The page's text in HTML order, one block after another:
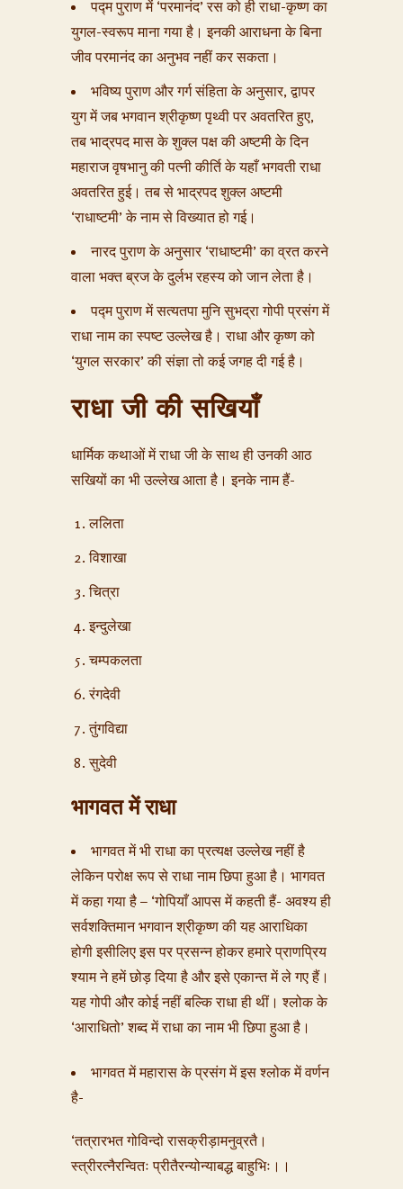
पद्म पुराण में ‘परमानंद’ रस को ही राधा-कृष्ण का
युगल-स्वरूप माना गया है। इनकी आराधना के बिना
जीव परमानंद का अनुभव नहीं कर सकता।
भविष्य पुराण और गर्ग संहिता के अनुसार, द्वापर
युग में जब भगवान श्रीकृष्ण पृथ्वी पर अवतरित हुए,
तब भाद्रपद मास के शुक्ल पक्ष की अष्टमी के दिन
महाराज वृषभानु की पत्नी कीर्ति के यहाँ भगवती राधा
अवतरित हुई। तब से भाद्रपद शुक्ल अष्टमी
‘राधाष्टमी’ के नाम से विख्यात हो गई।
नारद पुराण के अनुसार ‘राधाष्टमी’ का व्रत करने
वाला भक्त ब्रज के दुर्लभ रहस्य को जान लेता है।
पद्म पुराण में सत्यतपा मुनि सुभद्रा गोपी प्रसंग में
राधा नाम का स्पष्ट उल्लेख है। राधा और कृष्ण को
‘युगल सरकार’ की संज्ञा तो कई जगह दी गई है।
राधा जी की सखियाँ
धार्मिक कथाओं में राधा जी के साथ ही उनकी आठ
सखियों का भी उल्लेख आता है। इनके नाम हैं-
ललिता
विशाखा
चित्रा
इन्दुलेखा
चम्पकलता
रंगदेवी
तुंगविद्या
सुदेवी
भागवत में राधा
भागवत में भी राधा का प्रत्यक्ष उल्लेख नहीं है
लेकिन परोक्ष रूप से राधा नाम छिपा हुआ है। भागवत
में कहा गया है – ‘गोपियाँ आपस में कहती हैं- अवश्य ही
सर्वशक्तिमान भगवान श्रीकृष्ण की यह आराधिका
होगी इसीलिए इस पर प्रसन्न होकर हमारे प्राणप्रिय
श्याम ने हमें छोड़ दिया है और इसे एकान्त में ले गए हैं।
यह गोपी और कोई नहीं बल्कि राधा ही थीं। श्लोक के
‘आराधितो’ शब्द में राधा का नाम भी छिपा हुआ है।
भागवत में महारास के प्रसंग में इस श्लोक में वर्णन
है-
‘तत्रारभत गोविन्दो रासक्रीड़ामनुव्रतै।
स्त्रीरत्नैरन्वितः प्रीतैरन्योन्याबद्ध बाहुभिः।।